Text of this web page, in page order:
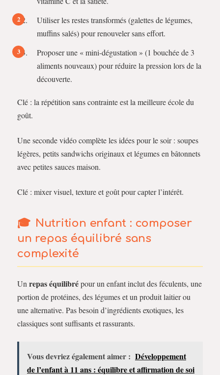
Utiliser les restes transformés (galettes de légumes,
muffins salés) pour renouveler sans effort.
Proposer une « mini-dégustation » (1 bouchée de 3
aliments nouveaux) pour réduire la pression lors de la
découverte.
Clé : la répétition sans contrainte est la meilleure école du
goût.
Une seconde vidéo complète les idées pour le soir : soupes
légères, petits sandwichs originaux et légumes en bâtonnets
avec petites sauces maison.
Clé : mixer visuel, texture et goût pour capter l’intérêt.
Nutrition enfant : composer
un repas équilibré sans
complexité
Un repas équilibrépour un enfant inclut des féculents, une
portion de protéines, des légumes et un produit laitier ou
une alternative. Pas besoin d’ingrédients exotiques, les
classiques sont suffisants et rassurants.
Vous devriez également aimer : Développement
de l’enfant à 11 ans : équilibre et affirmation de soi